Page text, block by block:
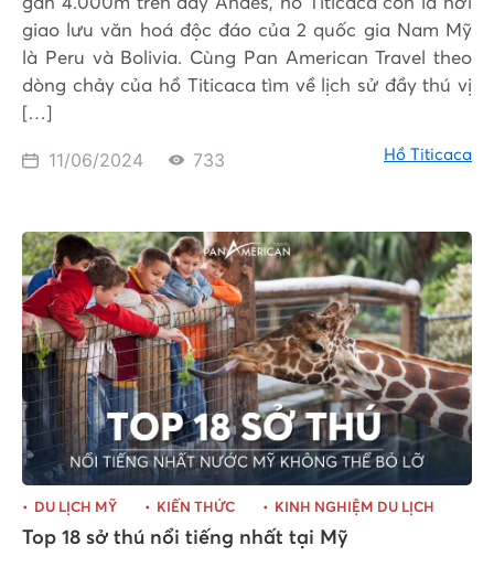
giao lưu văn hoá độc đáo của 2 quốc gia Nam Mỹ
là Peru và Bolivia. Cùng Pan American Travel theo
dòng chảy của hồ Titicaca tìm về lịch sử đầy thú vị
[…]
11/06/2024 733 Hồ Titicaca
DU LỊCH MỸ KIẾN THỨC KINH NGHIỆM DU LỊCH
Top 18 sở thú nổi tiếng nhất tại Mỹ